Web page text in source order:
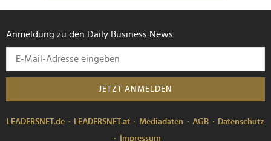
Anmeldung zu den Daily Business News
JETZT ANMELDEN
LEADERSNET.de LEADERSNET.at Mediadaten AGB
Datenschutz
Impressum